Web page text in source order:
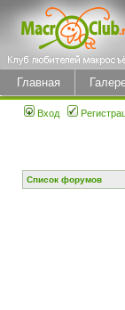
Главная
Вход
Список форумов